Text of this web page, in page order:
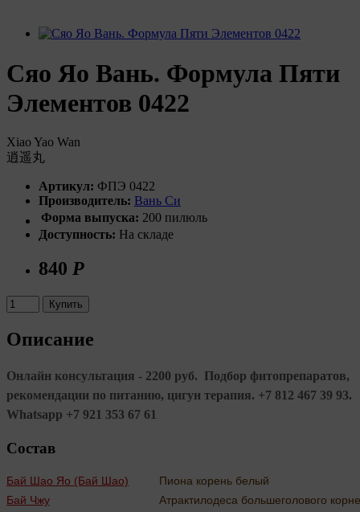
Сяо Яо Вань. Формула Пяти
Элементов 0422
Xiao Yao Wan
逍遥丸
Артикул: ФПЭ 0422
Производитель: Вань Си
Форма выпуска: 200 пилюль
Доступность: На складе
840 Р
Купить
Описание
Онлайн консультация - 2200 руб. Подбор фитопрепаратов,
рекомендации по питанию, цигун терапия. +7 812 467 39 93.
Whatsapp +7 921 353 67 61
Состав
Бай Шао Яо (Бай Шао)
Пиона корень белый
Бай Чжу
Атрактилодеса большеголового